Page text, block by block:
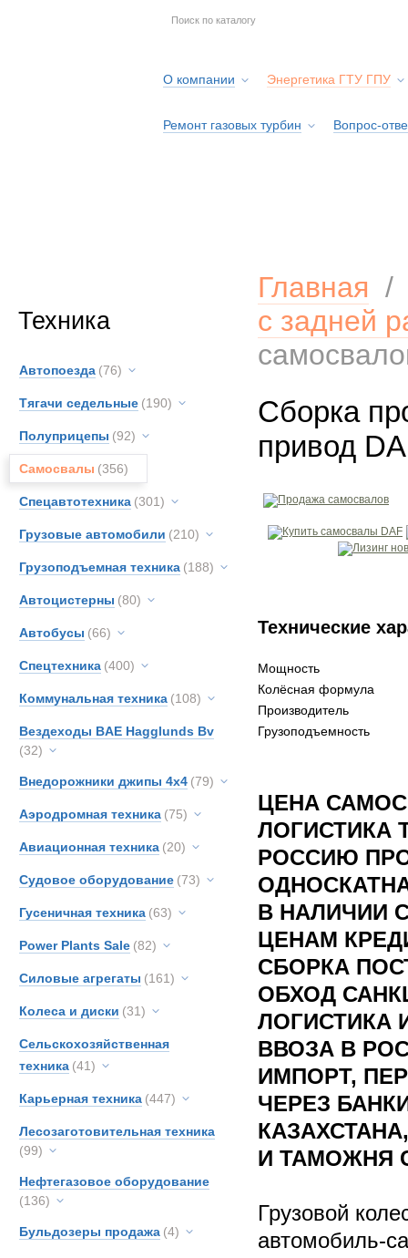
О компании Энергетика ГТУ ГПУ
Ремонт газовых турбин Вопрос-
Техника
Автопоезда (76)
Тягачи седельные (190)
Полуприцепы (92)
Самосвалы (356)
Спецавтотехника (301)
Грузовые автомобили (210)
Грузоподъемная техника (188)
Автоцистерны (80)
Автобусы (66)
Спецтехника (400)
Коммунальная техника (108)
Вездеходы BAE Hagglunds Bv
(32)
Внедорожники джипы 4х4 (79)
Аэродромная техника (75)
Авиационная техника (20)
Судовое оборудование (73)
Гусеничная техника (63)
Power Plants Sale (82)
Силовые агрегаты (161)
Колеса и диски (31)
Сельскохозяйственная
техника (41)
Карьерная техника (447)
Лесозаготовительная техника
(99)
Нефтегазовое оборудование
(136)
Бульдозеры продажа (4)
Главная
с задней
Сборка
привод
Технические
Мощность
Колёсная формула
Производитель
Грузоподъемность
ЦЕНА
ЛОГИСТИКА
РОССИЮ
В НАЛИЧИИ
ЦЕНАМ
СБОРКА
ОБХОД
ЛОГИСТИКА
ВВОЗА В
ИМПОРТ,
ЧЕРЕЗ
И ТАМОЖНЯ
Грузовой
автомобиль-